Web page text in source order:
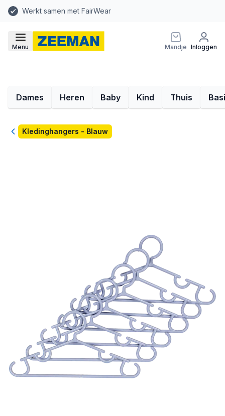
Werkt samen met FairWear
Menu Mandje Inloggen
Dames Heren Baby Kind Thuis
TerugKledinghangers - Blauw